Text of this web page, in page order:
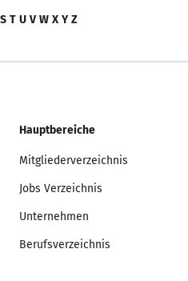
S T U V W X Y Z
Hauptbereiche
Mitgliederverzeichnis
Jobs Verzeichnis
Unternehmen
Berufsverzeichnis